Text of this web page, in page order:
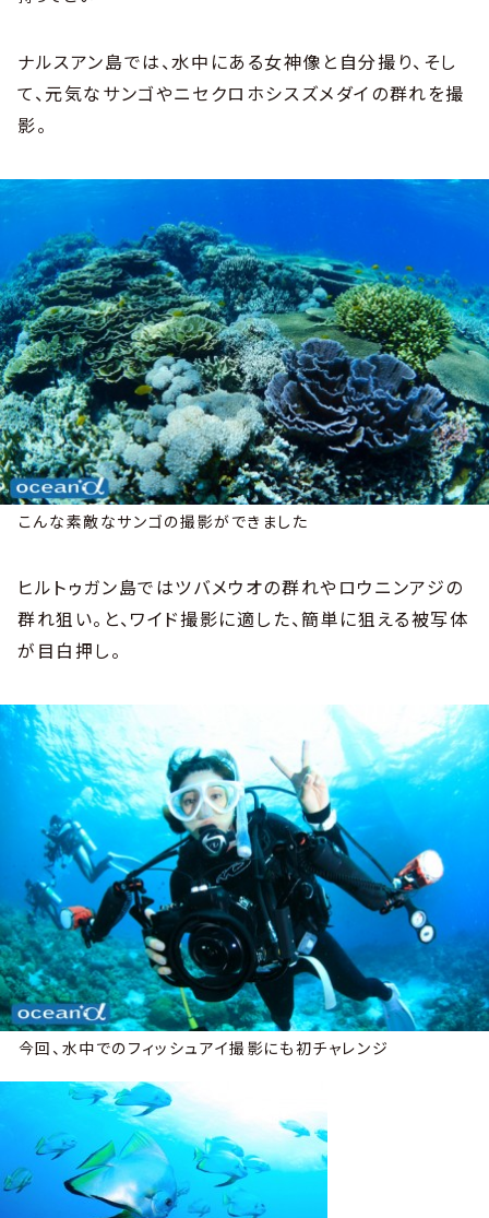
ナルスアン島では、水中にある女神像と自分撮り、そし
て、元気なサンゴやニセクロホシスズメダイの群れを撮
影。
こんな素敵なサンゴの撮影ができました
ヒルトゥガン島ではツバメウオの群れやロウニンアジの
群れ狙い。と、ワイド撮影に適した、簡単に狙える被写体
が目白押し。
今回、水中でのフィッシュアイ撮影にも初チャレンジ